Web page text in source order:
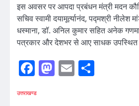
इस अवसर पर आपदा प्रबंधन मंत्री मदन
सचिव स्वामी दयामूर्त्यानंद, पद्मश्री नीलेश
धस्माना, डॉ. अनिल कुमार सहित अनेक
पत्रकार और देशभर से आए साधक उपस्थित
Facebook
Mastodon
Email
उत्तराखण्ड